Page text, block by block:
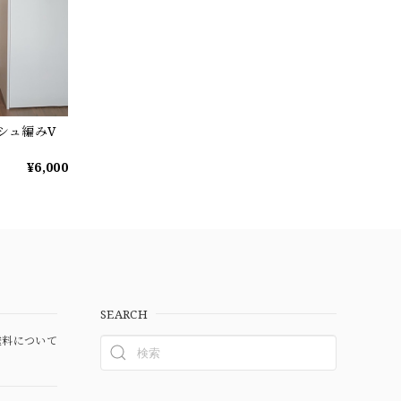
ュ編みV
¥6,000
について
SEARCH